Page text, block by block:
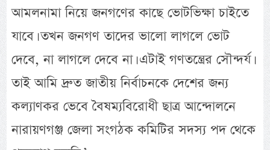
আমলনামা নিয়ে জনগণের কাছে ভোটভিক্ষা চাইতে
যাবে। তখন জনগণ তাদের ভালো লাগলে ভোট
দেবে, না লাগলে দেবে না। এটাই গণতন্ত্রের সৌন্দর্য।
তাই আমি দ্রুত জাতীয় নির্বাচনকে দেশের জন্য
কল্যাণকর ভেবে বৈষম্যবিরোধী ছাত্র আন্দোলনে
নারায়ণগঞ্জ জেলা সংগঠক কমিটির সদস্য পদ থেকে